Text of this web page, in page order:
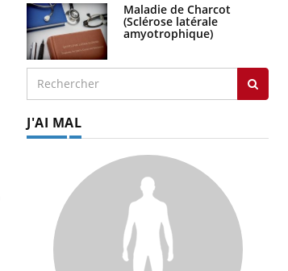
Maladie de Charcot
(Sclérose latérale
amyotrophique)
J'AI MAL